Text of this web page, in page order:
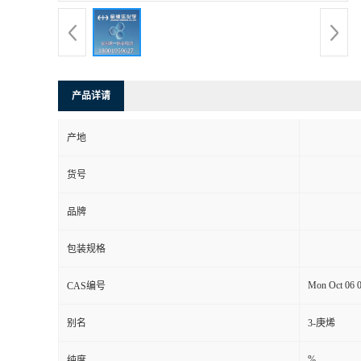
产品详请
产地
货号
品牌
包装规格
CAS编号 Mon Oct 06
别名 3-庚烯